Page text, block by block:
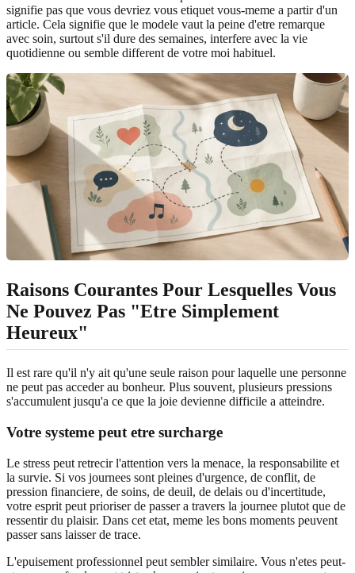
signifie pas que vous devriez vous etiquet vous-meme a partir d'un
article. Cela signifie que le modele vaut la peine d'etre remarque
avec soin, surtout s'il dure des semaines, interfere avec la vie
quotidienne ou semble different de votre moi habituel.
Raisons Courantes Pour Lesquelles Vous
Ne Pouvez Pas "Etre Simplement
Heureux"
Il est rare qu'il n'y ait qu'une seule raison pour laquelle une personne
ne peut pas acceder au bonheur. Plus souvent, plusieurs pressions
s'accumulent jusqu'a ce que la joie devienne difficile a atteindre.
Votre systeme peut etre surcharge
Le stress peut retrecir l'attention vers la menace, la responsabilite et
la survie. Si vos journees sont pleines d'urgence, de conflit, de
pression financiere, de soins, de deuil, de delais ou d'incertitude,
votre esprit peut prioriser de passer a travers la journee plutot que de
ressentir du plaisir. Dans cet etat, meme les bons moments peuvent
passer sans laisser de trace.
L'epuisement professionnel peut sembler similaire. Vous n'etes peut-